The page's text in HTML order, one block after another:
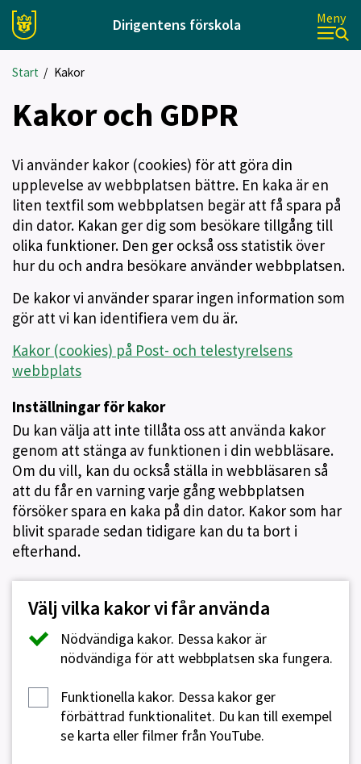
Dirigentens förskola Meny
Start / Kakor
Kakor och GDPR
Vi använder kakor (cookies) för att göra din
upplevelse av webbplatsen bättre. En kaka är en
liten textfil som webbplatsen begär att få spara på
din dator. Kakan ger dig som besökare tillgång till
olika funktioner. Den ger också oss statistik över
hur du och andra besökare använder webbplatsen.
De kakor vi använder sparar ingen information som
gör att vi kan identifiera vem du är.
Kakor (cookies) på Post- och telestyrelsens
webbplats
Inställningar för kakor
Du kan välja att inte tillåta oss att använda kakor
genom att stänga av funktionen i din webbläsare.
Om du vill, kan du också ställa in webbläsaren så
att du får en varning varje gång webbplatsen
försöker spara en kaka på din dator. Kakor som har
blivit sparade sedan tidigare kan du ta bort i
efterhand.
Välj vilka kakor vi får använda
Nödvändiga kakor. Dessa kakor är
nödvändiga för att webbplatsen ska fungera.
Funktionella kakor. Dessa kakor ger
förbättrad funktionalitet. Du kan till exempel
se karta eller filmer från YouTube.